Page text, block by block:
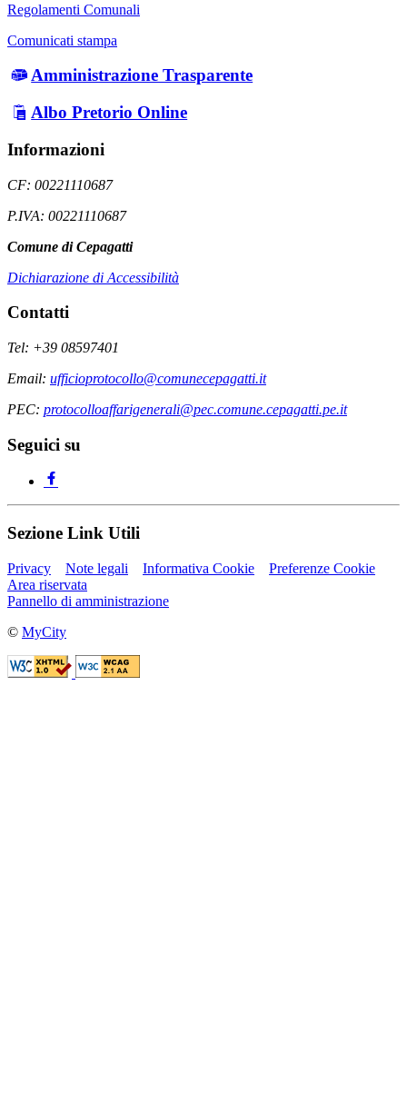
Regolamenti Comunali
Comunicati stampa
Amministrazione Trasparente
Albo Pretorio Online
Informazioni
CF: 00221110687
P.IVA: 00221110687
Comune di Cepagatti
Dichiarazione di Accessibilità
Contatti
Tel: +39 08597401
Email: ufficioprotocollo@comunecepagatti.it
PEC: protocolloaffarigenerali@pec.comune.cepagatti.pe.it
Seguici su
Sezione Link Utili
Privacy Note legali Informativa Cookie
Preferenze Cookie
Area riservata
Pannello di amministrazione
© MyCity